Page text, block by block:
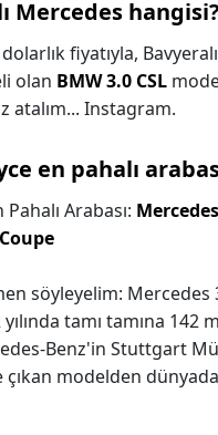
Mercedes hangisi?
dolarlık fiyatıyla,
olan BMW 3.0 CSL
atalım... Instagram.
en pahalı
Arabası:
söyleyelim: Mercedes
tamı tamına 142
Benz'in Stuttgart
çıkan modelden